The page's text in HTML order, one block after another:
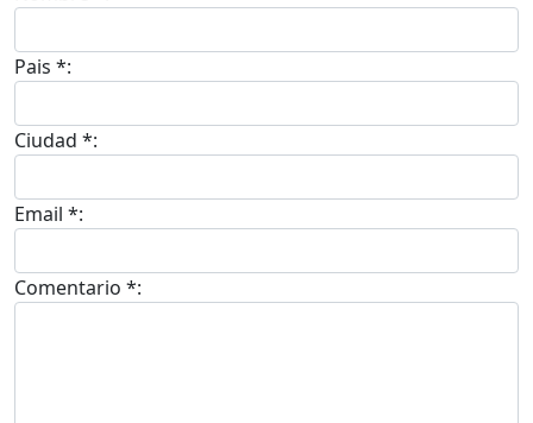
Pais *:
Ciudad *:
Email *:
Comentario *: